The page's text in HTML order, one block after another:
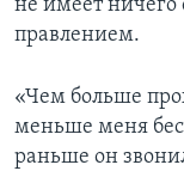
не имеет
правлением.
«Чем больше
меньше меня
раньше он